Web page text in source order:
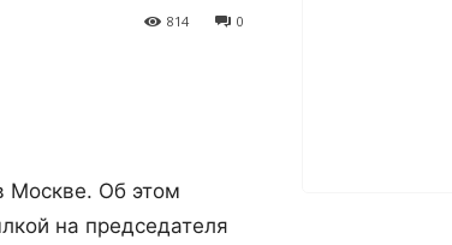
0
814
Москве. Об этом
на председателя